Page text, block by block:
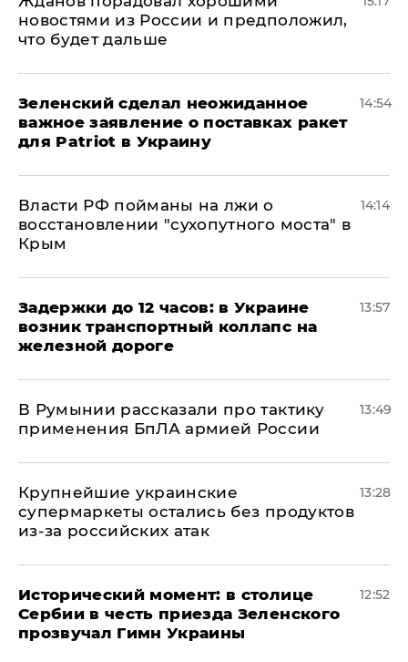
новостями из России и предположил,
что будет дальше
Зеленский сделал неожиданное
важное заявление о поставках ракет
для Patriot в Украину
14:54
Власти РФ пойманы на лжи о
восстановлении "сухопутного моста" в
Крым
14:14
Задержки до 12 часов: в Украине
возник транспортный коллапс на
железной дороге
13:57
В Румынии рассказали про тактику
применения БпЛА армией России
13:49
Крупнейшие украинские
супермаркеты остались без продуктов
из-за российских атак
13:28
Исторический момент: в столице
Сербии в честь приезда Зеленского
прозвучал Гимн Украины
12:52